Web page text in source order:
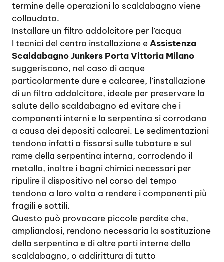
termine delle operazioni lo scaldabagno viene
collaudato.
Installare un filtro addolcitore per l’acqua
I tecnici del centro installazione eAssistenza
Scaldabagno Junkers Porta Vittoria Milano
suggeriscono, nel caso di acque
particolarmente dure e calcaree, l’installazione
di un filtro addolcitore, ideale per preservare la
salute dello scaldabagno ed evitare che i
componenti interni e la serpentina si corrodano
a causa dei depositi calcarei. Le sedimentazioni
tendono infatti a fissarsi sulle tubature e sul
rame della serpentina interna, corrodendo il
metallo, inoltre i bagni chimici necessari per
ripulire il dispositivo nel corso del tempo
tendono a loro volta a rendere i componenti più
fragili e sottili.
Questo può provocare piccole perdite che,
ampliandosi, rendono necessaria la sostituzione
della serpentina e di altre parti interne dello
scaldabagno, o addirittura di tutto